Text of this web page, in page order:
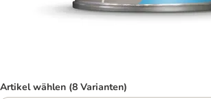
Artikel wählen (8 Varianten)